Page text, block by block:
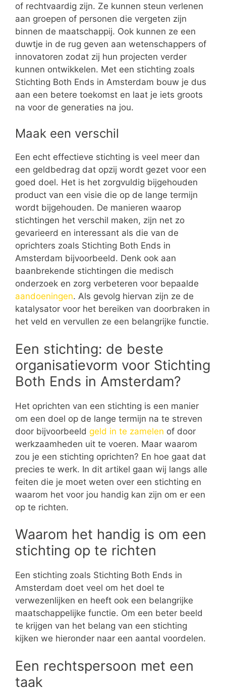
of rechtvaardig zijn. Ze kunnen steun verlenen
aan groepen of personen die vergeten zijn
binnen de maatschappij. Ook kunnen ze een
duwtje in de rug geven aan wetenschappers of
innovatoren zodat zij hun projecten verder
kunnen ontwikkelen. Met een stichting zoals
Stichting Both Ends in Amsterdam bouw je dus
aan een betere toekomst en laat je iets groots
na voor de generaties na jou.
Maak een verschil
Een echt effectieve stichting is veel meer dan
een geldbedrag dat opzij wordt gezet voor een
goed doel. Het is het zorgvuldig bijgehouden
product van een visie die op de lange termijn
wordt bijgehouden. De manieren waarop
stichtingen het verschil maken, zijn net zo
gevarieerd en interessant als die van de
oprichters zoals Stichting Both Ends in
Amsterdam bijvoorbeeld. Denk ook aan
baanbrekende stichtingen die medisch
onderzoek en zorg verbeteren voor bepaalde
aandoeningen. Als gevolg hiervan zijn ze de
katalysator voor het bereiken van doorbraken in
het veld en vervullen ze een belangrijke functie.
Een stichting: de beste
organisatievorm voor Stichting
Both Ends in Amsterdam?
Het oprichten van een stichting is een manier
om een doel op de lange termijn na te streven
door bijvoorbeeld geld in te zamelen of door
werkzaamheden uit te voeren. Maar waarom
zou je een stichting oprichten? En hoe gaat dat
precies te werk. In dit artikel gaan wij langs alle
feiten die je moet weten over een stichting en
waarom het voor jou handig kan zijn om er een
op te richten.
Waarom het handig is om een
stichting op te richten
Een stichting zoals Stichting Both Ends in
Amsterdam doet veel om het doel te
verwezenlijken en heeft ook een belangrijke
maatschappelijke functie. Om een beter beeld
te krijgen van het belang van een stichting
kijken we hieronder naar een aantal voordelen.
Een rechtspersoon met een
taak